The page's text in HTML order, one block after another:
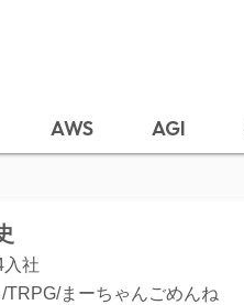
AWS AGI
入社
TRPG/まーちゃんごめんね